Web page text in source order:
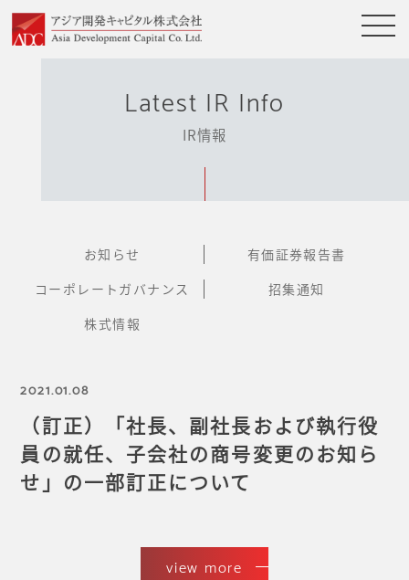
Latest IR Info
IR情報
お知らせ
有価証券報告書
コーポレートガバナンス
招集通知
株式情報
2021.01.08
（訂正）「社長、副社長および執行役
員の就任、子会社の商号変更のお知ら
せ」の一部訂正について
view more